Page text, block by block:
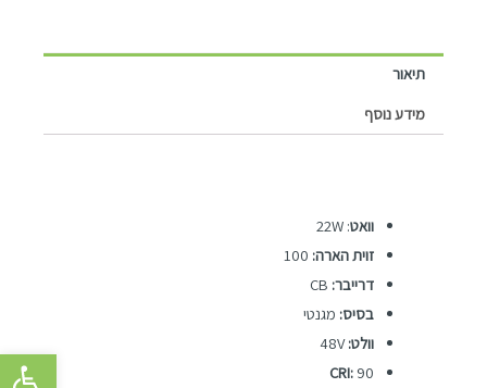
פתח
תיאור
מידע נוסף
וואט: 22W
זוית הארה: 100
דרייבר: CB
בסיס: מגנטי
וולט:48V
CRI: 90